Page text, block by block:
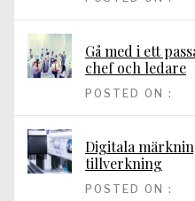
Gå med i ett
chef och ledare
POSTED ON :
Digitala
tillverkning
POSTED ON :